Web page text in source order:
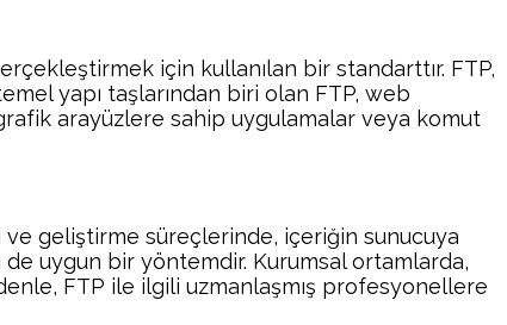
için kullanılan bir standarttır. FTP,
yapı taşlarından biri olan FTP, web
arayüzlere sahip uygulamalar veya komut
ve geliştirme süreçlerinde, içeriğin sunucuya
de uygun bir yöntemdir. Kurumsal ortamlarda,
FTP ile ilgili uzmanlaşmış profesyonellere